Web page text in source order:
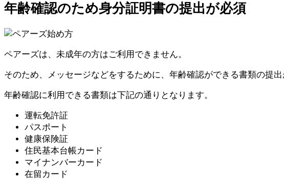
年齢確認のため身分証明書の提出が必須
ペアーズは、未成年の方はご利用できません。
そのため、メッセージなどをするために、年齢確認ができる書類の提出
年齢確認に利用できる書類は下記の通りとなります。
運転免許証
パスポート
健康保険証
住民基本台帳カード
マイナンバーカード
在留カード